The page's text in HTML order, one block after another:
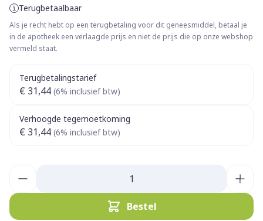
Terugbetaalbaar
Als je recht hebt op een terugbetaling voor dit geneesmiddel, betaal je
in de apotheek een verlaagde prijs en niet de prijs die op onze webshop
vermeld staat.
Terugbetalingstarief
€ 31,44 (6% inclusief btw)
Verhoogde tegemoetkoming
€ 31,44 (6% inclusief btw)
Bestel